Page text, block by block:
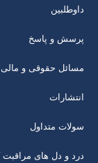
داوطلبین
پرسش و پاسخ
مسائل حقوقی و مالی
انتشارات
سولات متداول
درد و دل های مراقبت